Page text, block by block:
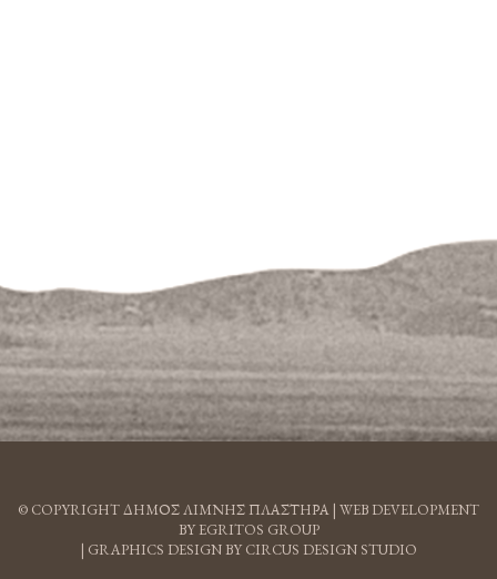
© COPYRIGHT ΔΗΜΟΣ ΛΙΜΝΗΣ ΠΛΑΣΤΗΡΑ | WEB DEVELOPMENT
BY EGRITOS GROUP
| GRAPHICS DESIGN BY CIRCUS DESIGN STUDIO